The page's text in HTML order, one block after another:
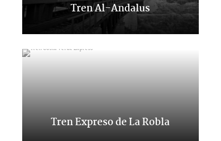
Tren Al-Andalus
Viaje por el Sur de España
Tren Expreso de La Robla